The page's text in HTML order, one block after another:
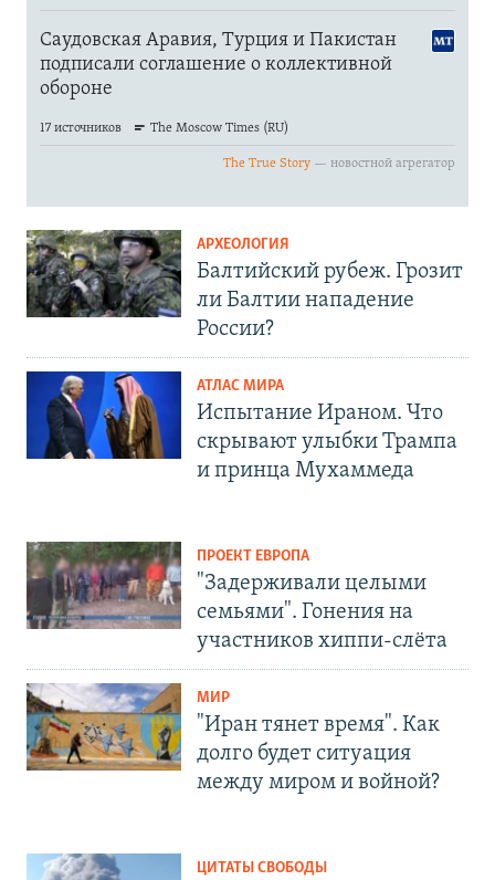
АРХЕОЛОГИЯ
Балтийский рубеж. Грозит
ли Балтии нападение
России?
АТЛАС МИРА
Испытание Ираном. Что
скрывают улыбки Трампа
и принца Мухаммеда
ПРОЕКТ ЕВРОПА
"Задерживали целыми
семьями". Гонения на
участников хиппи-слёта
МИР
"Иран тянет время". Как
долго будет ситуация
между миром и войной?
ЦИТАТЫ СВОБОДЫ